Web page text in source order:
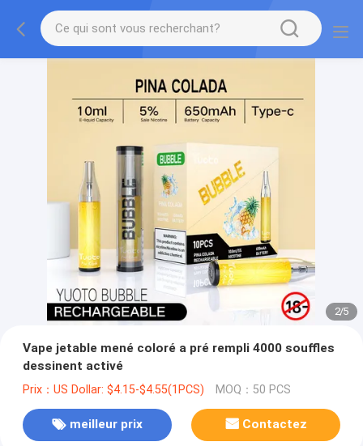
2/5
Vape jetable mené coloré a pré rempli 4000 souffles
dessinent activé
Prix：US Dollar: $4.15-$4.55(1PCS) MOQ：50 PCS
meilleur prix Contactez